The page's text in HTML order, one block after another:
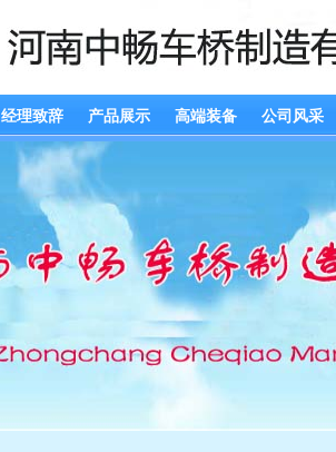
经理致辞 产品展示 高端装备 公司风采